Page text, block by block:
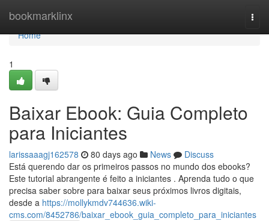
bookmarklinx
Home
Home
1
Baixar Ebook: Guia Completo
para Iniciantes
larissaaagj162578 80 days ago News
Discuss
Está querendo dar os primeiros passos no mundo dos ebooks?
Este tutorial abrangente é feito a iniciantes . Aprenda tudo o que
precisa saber sobre para baixar seus próximos livros digitais,
desde a https://mollykmdv744636.wiki-
cms.com/8452786/baixar_ebook_guia_completo_para_iniciantes